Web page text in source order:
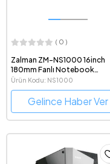
( 0 )
Zalman ZM-NS1000 16inch
180mm Fanlı Notebook
Soğutucu Ayarlanabilir Stand
Ürün Kodu: NS1000
Gelince Haber Ver